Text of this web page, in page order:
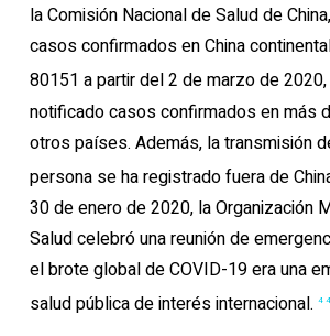
la Comisión Nacional de Salud de
casos confirmados en China
80151 a partir del 2 de marzo de 2020,
notificado casos confirmados en más
otros países. Además, la transmisión
persona se ha registrado fuera de
30 de enero de 2020, la Organización
Salud celebró una reunión de
el brote global de COVID-19 era una
salud pública de interés internacional. 4 4